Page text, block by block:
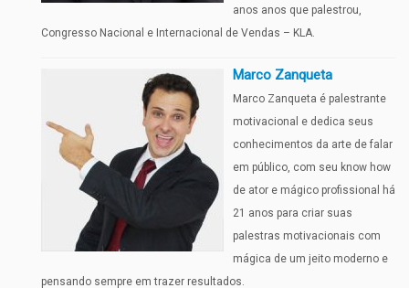
anos anos que palestrou,
Congresso Nacional e Internacional de Vendas – KLA.
Marco Zanqueta
Marco Zanqueta é palestrante
motivacional e dedica seus
conhecimentos da arte de falar
em público, com seu know how
de ator e mágico profissional há
21 anos para criar suas
palestras motivacionais com
mágica de um jeito moderno e
pensando sempre em trazer resultados.